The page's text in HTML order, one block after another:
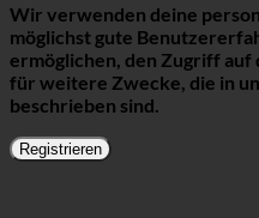
Wir verwenden deine
möglichst gute
ermöglichen, den Zugriff
für weitere Zwecke, die in
beschrieben sind.
Registrieren